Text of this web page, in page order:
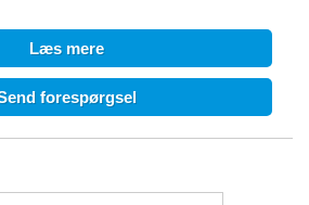
og ECO-funktion for gasbesparelse
lav som 120V.
er så lavt som 0,25 bar.
Læs mere
forespørgsel